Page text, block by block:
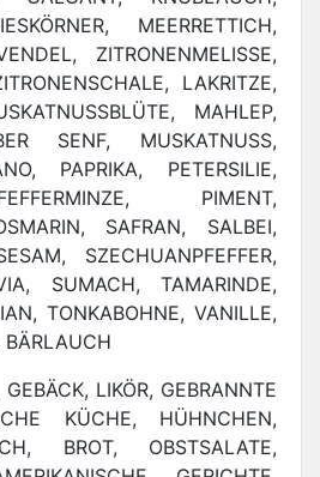
MEERRETTICH,
ZITRONENMELISSE,
LAKRITZE,
MAHLEP,
SENF, MUSKATNUSS,
PAPRIKA, PETERSILIE,
PIMENT,
SAFRAN, SALBEI,
SZECHUANPFEFFER,
SUMACH, TAMARINDE,
TONKABOHNE, VANILLE,
BÄRLAUCH
LIKÖR, GEBRANNTE
KÜCHE, HÜHNCHEN,
BROT, OBSTSALATE,